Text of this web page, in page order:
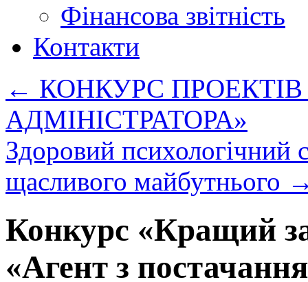
Фінансова звітність
Контакти
← КОНКУРС
АДМІНІСТРАТОРА»
Здоровий психологічний
щасливого майбутнього
Конкурс «Кращий
«Агент з